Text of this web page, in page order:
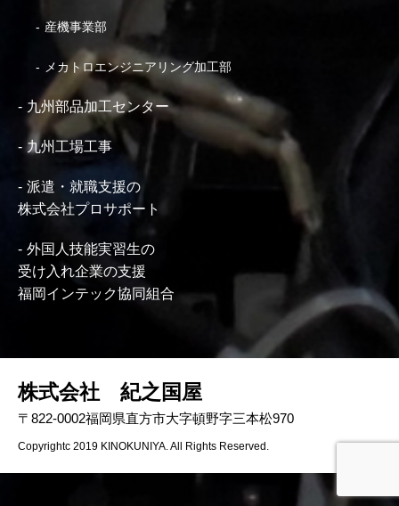
産機事業部
メカトロエンジニアリング加工部
九州部品加工センター
九州工場工事
派遣・就職支援の
株式会社プロサポート
外国人技能実習生の
受け入れ企業の支援
福岡インテック協同組合
株式会社 紀之国屋
〒822-0002福岡県直方市大字頓野字三本松970
Copyrightc 2019 KINOKUNIYA. All Rights Reserved.